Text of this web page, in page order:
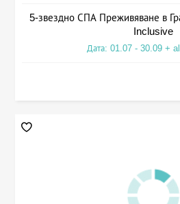
5-звездно СПА Преживяване в
Inclusive
Дата: 01.07 - 30.09 +